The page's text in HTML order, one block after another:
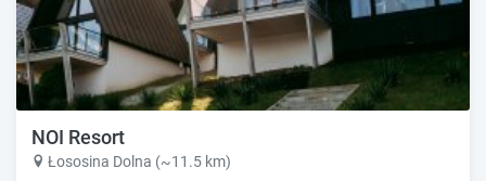
NOI Resort
Łososina Dolna (~11.5 km)